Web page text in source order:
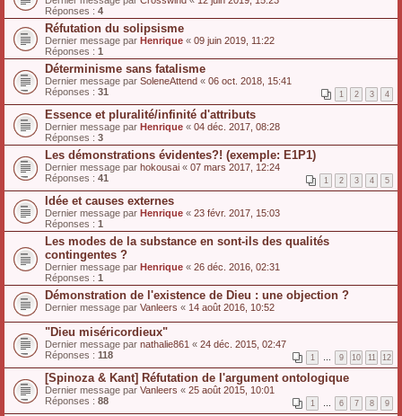
Réponses : 4
Réfutation du solipsisme
Dernier message par Henrique « 09 juin 2019, 11:22
Réponses : 1
Déterminisme sans fatalisme
Dernier message par SoleneAttend « 06 oct. 2018, 15:41
Réponses : 31 1 2 3 4
Essence et pluralité/infinité d'attributs
Dernier message par Henrique « 04 déc. 2017, 08:28
Réponses : 3
Les démonstrations évidentes?! (exemple: E1P1)
Dernier message par hokousai « 07 mars 2017, 12:24
Réponses : 41 1 2 3 4 5
Idée et causes externes
Dernier message par Henrique « 23 févr. 2017, 15:03
Réponses : 1
Les modes de la substance en sont-ils des qualités
contingentes ?
Dernier message par Henrique « 26 déc. 2016, 02:31
Réponses : 1
Démonstration de l'existence de Dieu : une objection ?
Dernier message par Vanleers « 14 août 2016, 10:52
"Dieu miséricordieux"
Dernier message par nathalie861 « 24 déc. 2015, 02:47
Réponses : 118 1 … 9 10 11 12
[Spinoza & Kant] Réfutation de l'argument ontologique
Dernier message par Vanleers « 25 août 2015, 10:01
Réponses : 88 1 … 6 7 8 9